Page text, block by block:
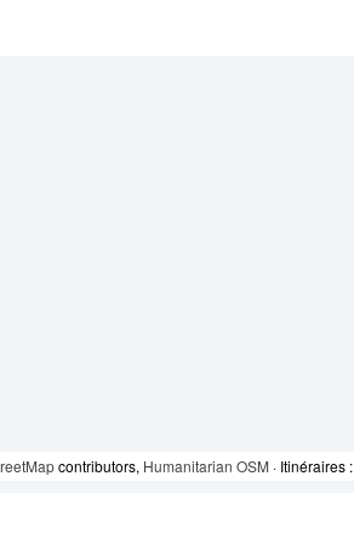
contributors, Humanitarian OSM · Itinéraires :